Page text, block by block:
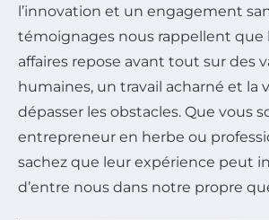
l’innovation et un engagement
témoignages nous rappellent que
affaires repose avant tout sur des
humaines, un travail acharné et la
dépasser les obstacles. Que vous
entrepreneur en herbe ou
sachez que leur expérience peut
d’entre nous dans notre propre